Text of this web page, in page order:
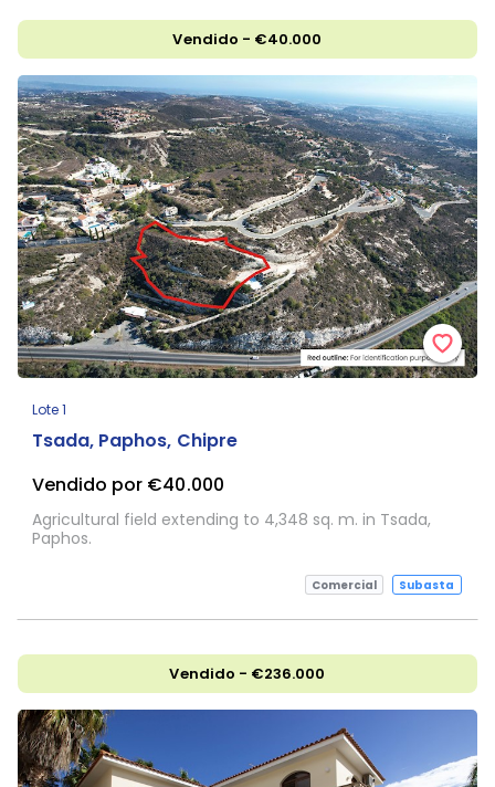
Vendido - €40.000
Lote 1
Tsada, Paphos, Chipre
Vendido por €40.000
Agricultural field extending to 4,348 sq. m. in Tsada,
Paphos.
Comercial Subasta
Vendido - €236.000